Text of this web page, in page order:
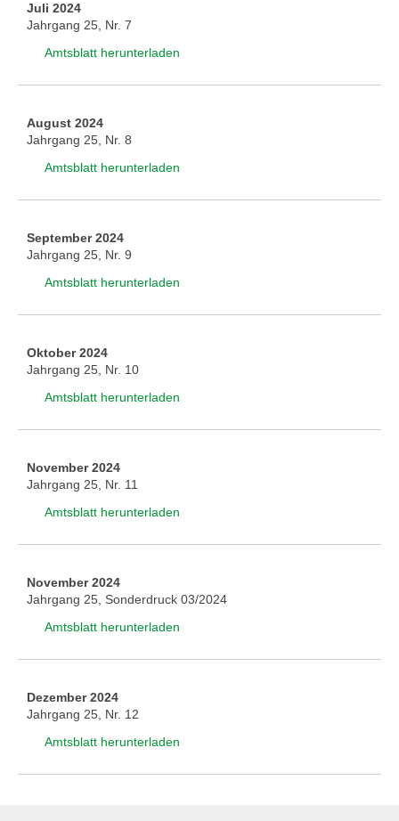
Juli 2024
Jahrgang 25, Nr. 7
Amtsblatt herunterladen
August 2024
Jahrgang 25, Nr. 8
Amtsblatt herunterladen
September 2024
Jahrgang 25, Nr. 9
Amtsblatt herunterladen
Oktober 2024
Jahrgang 25, Nr. 10
Amtsblatt herunterladen
November 2024
Jahrgang 25, Nr. 11
Amtsblatt herunterladen
November 2024
Jahrgang 25, Sonderdruck 03/2024
Amtsblatt herunterladen
Dezember 2024
Jahrgang 25, Nr. 12
Amtsblatt herunterladen